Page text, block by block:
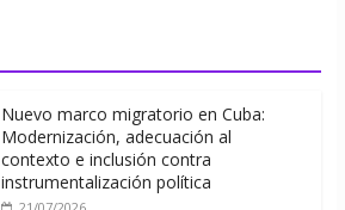
Nuevo marco migratorio en Cuba:
Modernización, adecuación al
contexto e inclusión contra
instrumentalización política